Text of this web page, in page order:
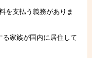
を支払う義務がありま
家族が国内に居住して